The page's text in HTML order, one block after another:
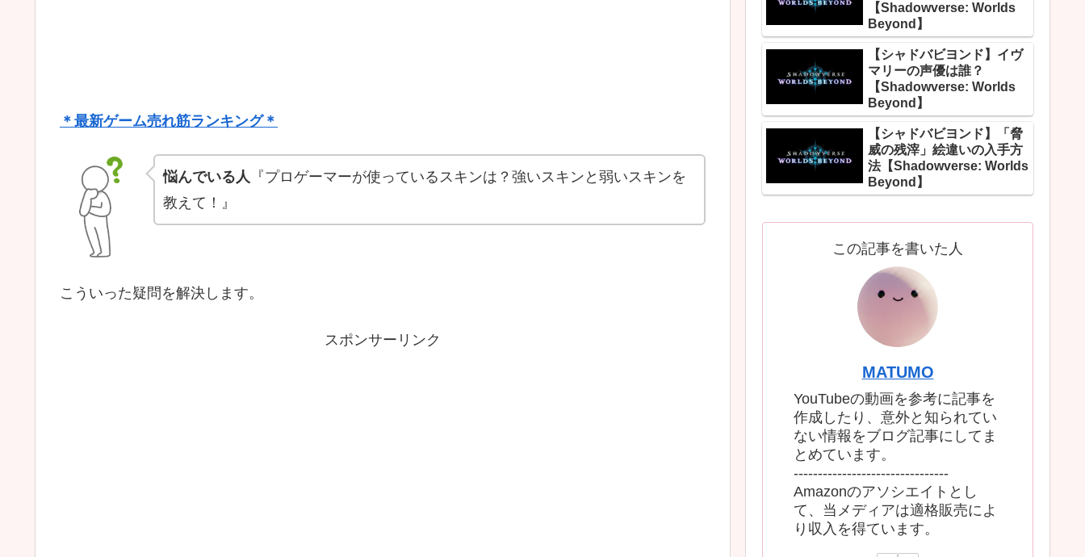
＊最新ゲーム売れ筋ランキング＊
悩んでいる人 『プロゲーマーが使っているスキンは？強いスキンと弱いスキンを
教えて！』
こういった疑問を解決します。
スポンサーリンク
【Shadowverse: Worlds
Beyond】
【シャドバビヨンド】イヴ
マリーの声優は誰？
【Shadowverse: Worlds
Beyond】
【シャドバビヨンド】「脅
威の残滓」絵違いの入手方
法【Shadowverse: Worlds
Beyond】
この記事を書いた人
MATUMO
YouTubeの動画を参考に記事を
作成したり、意外と知られてい
ない情報をブログ記事にしてま
とめています。
--------------------------------
Amazonのアソシエイトとし
て、当メディアは適格販売によ
り収入を得ています。